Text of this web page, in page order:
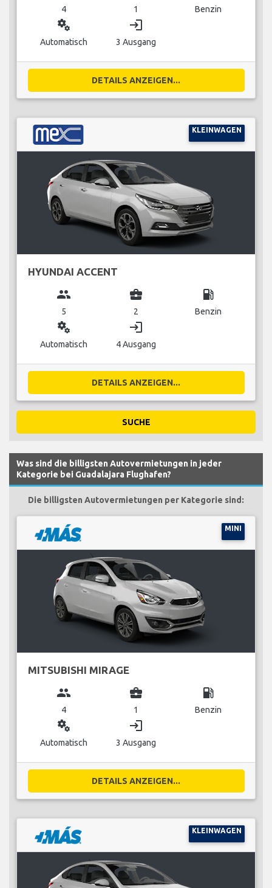
4 1 Benzin
miscellaneous_services
Automatisch
login
3 Ausgang
DETAILS ANZEIGEN...
KLEINWAGEN
HYUNDAI ACCENT
group
5
business_center
2
local_gas_station
Benzin
miscellaneous_services
Automatisch
login
4 Ausgang
DETAILS ANZEIGEN...
SUCHE
Was sind die billigsten Autovermietungen in jeder
Kategorie bei Guadalajara Flughafen?
Die billigsten Autovermietungen per Kategorie sind:
MINI
MITSUBISHI MIRAGE
group
4
business_center
1
local_gas_station
Benzin
miscellaneous_services
Automatisch
login
3 Ausgang
DETAILS ANZEIGEN...
KLEINWAGEN